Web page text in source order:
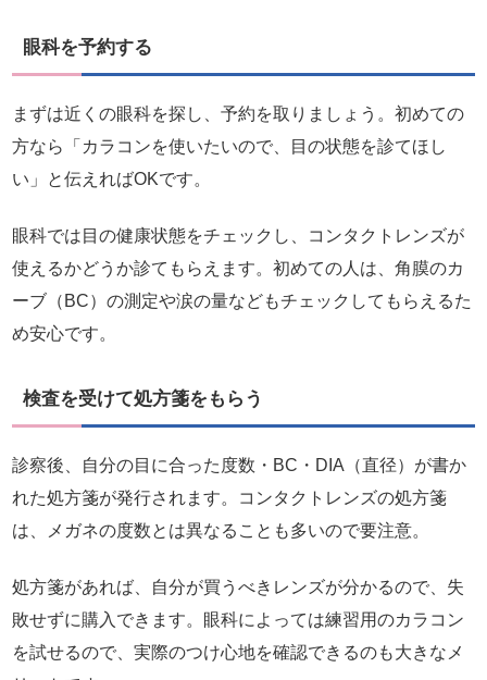
眼科を予約する
まずは近くの眼科を探し、予約を取りましょう。初めての
方なら「カラコンを使いたいので、目の状態を診てほし
い」と伝えればOKです。
眼科では目の健康状態をチェックし、コンタクトレンズが
使えるかどうか診てもらえます。初めての人は、角膜のカ
ーブ（BC）の測定や涙の量などもチェックしてもらえるた
め安心です。
検査を受けて処方箋をもらう
診察後、自分の目に合った度数・BC・DIA（直径）が書か
れた処方箋が発行されます。コンタクトレンズの処方箋
は、メガネの度数とは異なることも多いので要注意。
処方箋があれば、自分が買うべきレンズが分かるので、失
敗せずに購入できます。眼科によっては練習用のカラコン
を試せるので、実際のつけ心地を確認できるのも大きなメ